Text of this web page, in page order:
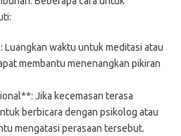
waktu untuk meditasi atau
membantu menenangkan pikiran
Jika kecemasan terasa
berbicara dengan psikolog atau
mengatasi perasaan tersebut.